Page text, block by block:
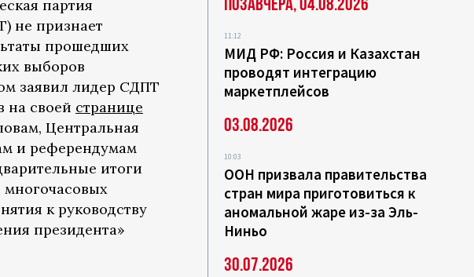
партия
не признает
прошедших
выборов
заявил лидер СДПТ
на своей странице
Центральная
и референдумам
итоги
многочасовых
к руководству
президента»
11:12
МИД РФ: Россия и Казахстан
проводят интеграцию
маркетплейсов
03.08.2026
10:03
ООН призвала правительства
стран мира приготовиться к
аномальной жаре из-за Эль-
Ниньо
30.07.2026